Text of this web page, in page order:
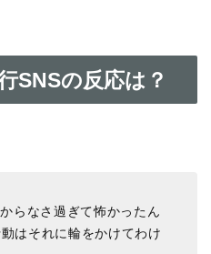
SNSの反応は？
らなさ過ぎて怖かったん
はそれに輪をかけてわけ